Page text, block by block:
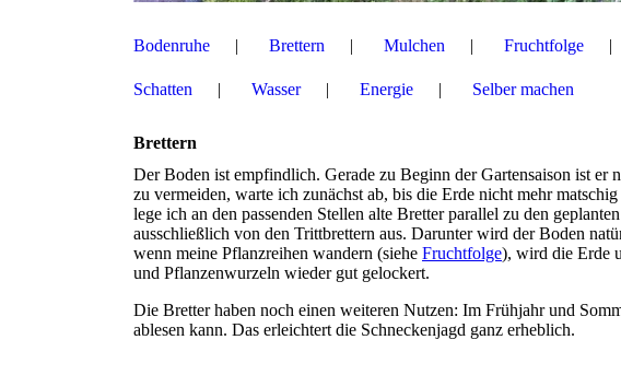
Bodenruhe Brettern Mulchen Fruchtfolge
Schatten Wasser Energie Selber machen
Brettern
Der Boden ist empfindlich. Gerade zu Beginn der Gartensaison ist
zu vermeiden, warte ich zunächst ab, bis die Erde nicht mehr
lege ich an den passenden Stellen alte Bretter parallel zu den
ausschließlich von den Trittbrettern aus. Darunter wird der Boden
wenn meine Pflanzreihen wandern (siehe Fruchtfolge), wird die Erde
und Pflanzenwurzeln wieder gut gelockert.
Die Bretter haben noch einen weiteren Nutzen: Im Frühjahr und
ablesen kann. Das erleichtert die Schneckenjagd ganz erheblich.